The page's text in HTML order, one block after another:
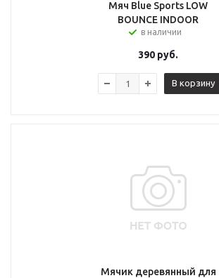
Мяч Blue Sports LOW
BOUNCE INDOOR
в наличии
390 руб.
В корзину
Мячик деревянный для